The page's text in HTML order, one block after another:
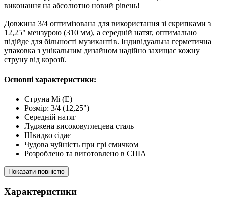
виконання на абсолютно новий рівень!
Довжина 3/4 оптимізована для використання зі скрипками з
12,25" мензурою (310 мм), а середній натяг, оптимально
підійде для більшості музикантів. Індивідуальна герметична
упаковка з унікальним дизайном надійно захищає кожну
струну від корозії.
Основні характеристики:
Струна Мі (Е)
Розмір: 3/4 (12,25")
Середній натяг
Луджена високовуглецева сталь
Швидко сідає
Чудова чуйність при грі смичком
Розроблено та виготовлено в США
Показати повністю
Характеристики